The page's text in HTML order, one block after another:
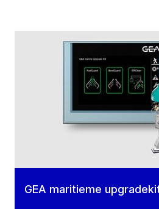
GEA maritieme